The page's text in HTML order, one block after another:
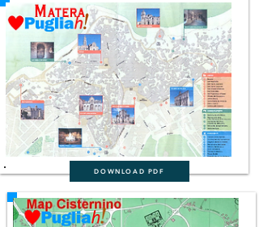
DOWNLOAD PDF